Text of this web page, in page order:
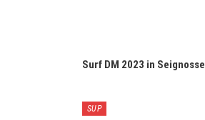
Surf DM 2023 in Seignosse
SUP